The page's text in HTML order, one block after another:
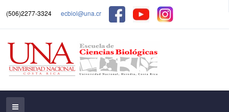
(506)2277-3324 ecbiol@una.cr